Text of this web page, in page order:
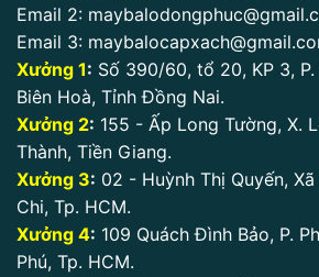
Email 2:
Email 3:
Xưởng 1: Số 390/60, tổ 20, KP 3, P.
Biên Hoà, Tỉnh Đồng Nai.
Xưởng 2: 155 - Ấp Long Tường, X.
Thành, Tiền Giang.
Xưởng 3: 02 - Huỳnh Thị Quyến,
Chi, Tp. HCM.
Xưởng 4: 109 Quách Đình Bảo, P.
Phú, Tp. HCM.